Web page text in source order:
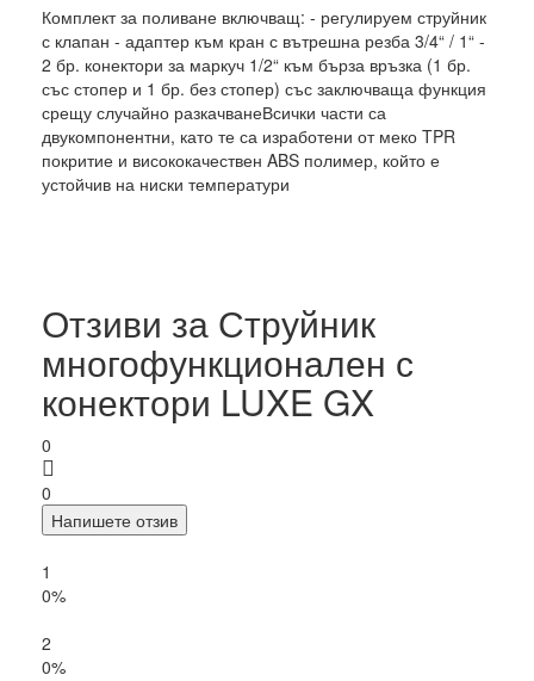
Комплект за поливане включващ: - регулируем струйник
с клапан - адаптер към кран с вътрешна резба 3/4“ / 1“ -
2 бр. конектори за маркуч 1/2“ към бърза връзка (1 бр.
със стопер и 1 бр. без стопер) със заключваща функция
срещу случайно разкачванеВсички части са
двукомпонентни, като те са изработени от меко TPR
покритие и висококачествен ABS полимер, който е
устойчив на ниски температури
Отзиви за Струйник
многофункционален с
конектори LUXE GX
0
0
Напишете отзив
1
0%
2
0%